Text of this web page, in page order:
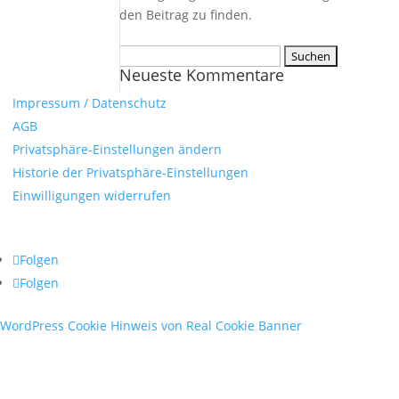
den Beitrag zu finden.
nach:
Neueste Kommentare
Impressum / Datenschutz
AGB
Privatsphäre-Einstellungen ändern
Historie der Privatsphäre-Einstellungen
Einwilligungen widerrufen
Folgen
Folgen
WordPress Cookie Hinweis von Real Cookie Banner